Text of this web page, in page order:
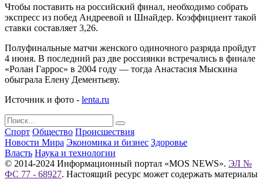
Чтобы поставить на российский финал, необходимо собрать
экспресс из побед Андреевой и Шнайдер. Коэффициент такой
ставки составляет 3,26.
Полуфинальные матчи женского одиночного разряда пройдут
4 июня. В последний раз две россиянки встречались в финале
«Ролан Гаррос» в 2004 году — тогда Анастасия Мыскина
обыграла Елену Дементьеву.
Источник и фото - lenta.ru
Спорт Общество Происшествия
Новости Мира Экономика и бизнес Здоровье
Власть Наука и технологии
© 2014-2024 Информационный портал «MOS NEWS». ЭЛ №
ФС 77 - 68927. Настоящий ресурс может содержать материалы